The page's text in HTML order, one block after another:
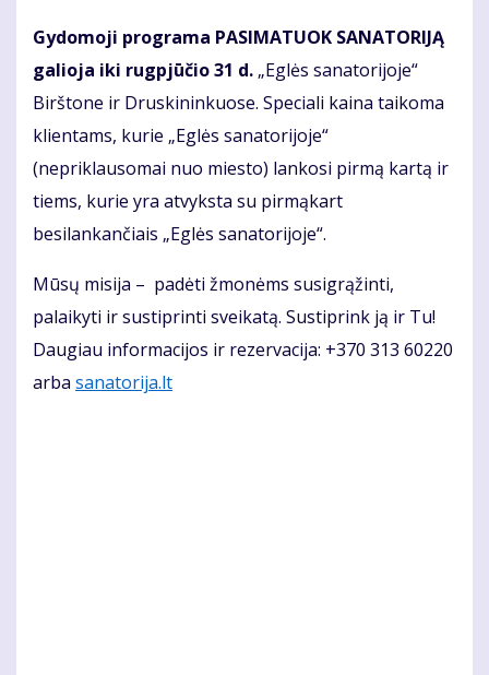
Gydomoji programa PASIMATUOK SANATORIJĄ
galioja iki rugpjūčio 31 d. „Eglės sanatorijoje“
Birštone ir Druskininkuose. Speciali kaina taikoma
klientams, kurie „Eglės sanatorijoje“
(nepriklausomai nuo miesto) lankosi pirmą kartą ir
tiems, kurie yra atvyksta su pirmąkart
besilankančiais „Eglės sanatorijoje“.
Mūsų misija – padėti žmonėms susigrąžinti,
palaikyti ir sustiprinti sveikatą. Sustiprink ją ir Tu!
Daugiau informacijos ir rezervacija: +370 313 60220
arba sanatorija.lt